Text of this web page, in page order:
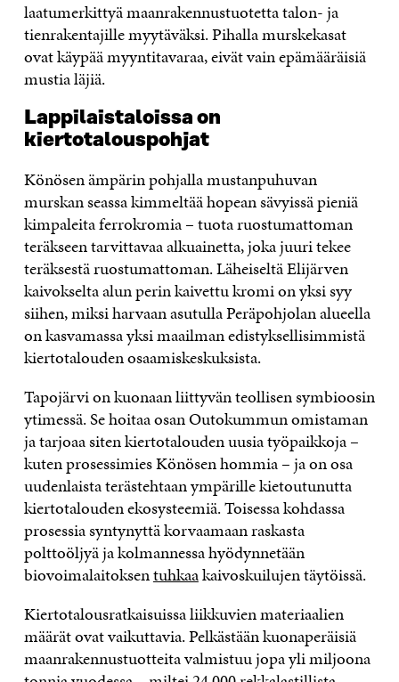
laatumerkittyä maanrakennustuotetta talon- ja
tienrakentajille myytäväksi. Pihalla murskekasat
ovat käypää myyntitavaraa, eivät vain epämääräisiä
mustia läjiä.
Lappilaistaloissa on
kiertotalouspohjat
Könösen ämpärin pohjalla mustanpuhuvan
murskan seassa kimmeltää hopean sävyissä pieniä
kimpaleita ferrokromia – tuota ruostumattoman
teräkseen tarvittavaa alkuainetta, joka juuri tekee
teräksestä ruostumattoman. Läheiseltä Elijärven
kaivokselta alun perin kaivettu kromi on yksi syy
siihen, miksi harvaan asutulla Peräpohjolan alueella
on kasvamassa yksi maailman edistyksellisimmistä
kiertotalouden osaamiskeskuksista.
Tapojärvi on kuonaan liittyvän teollisen symbioosin
ytimessä. Se hoitaa osan Outokummun omistaman
ja tarjoaa siten kiertotalouden uusia työpaikkoja –
kuten prosessimies Könösen hommia – ja on osa
uudenlaista terästehtaan ympärille kietoutunutta
kiertotalouden ekosysteemiä. Toisessa kohdassa
prosessia syntynyttä korvaamaan raskasta
polttoöljyä ja kolmannessa hyödynnetään
biovoimalaitoksentuhkaakaivoskuilujen täytöissä.
Kiertotalousratkaisuissa liikkuvien materiaalien
määrät ovat vaikuttavia. Pelkästään kuonaperäisiä
maanrakennustuotteita valmistuu jopa yli miljoona